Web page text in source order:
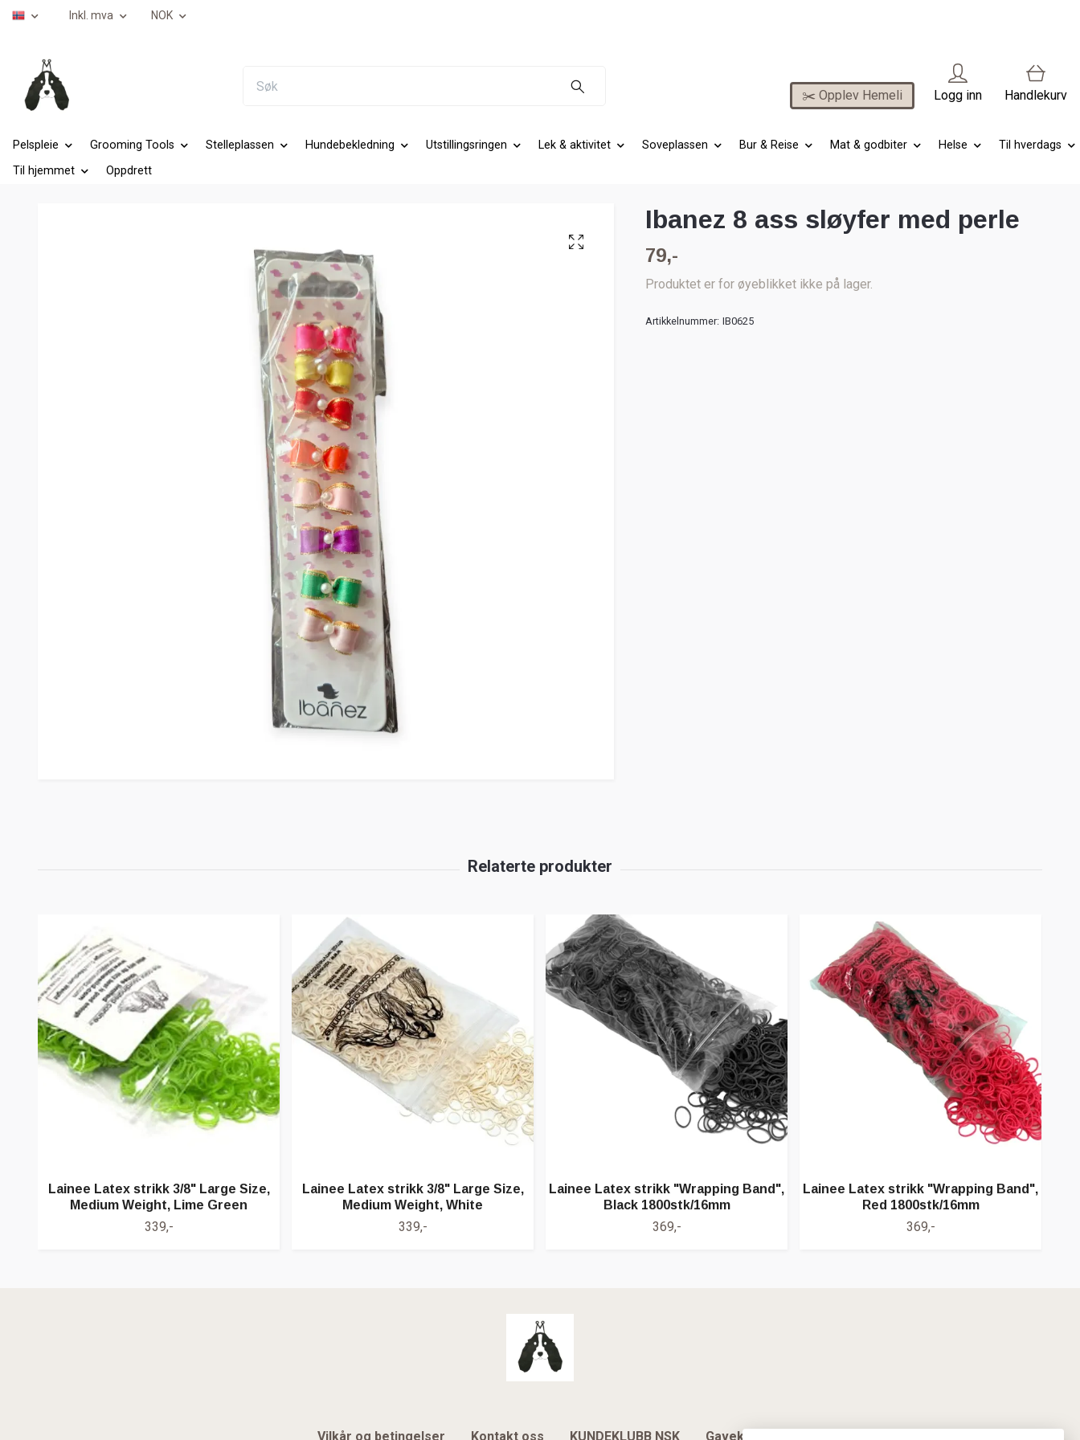
Inkl. mva NOK
✂️ Opplev Hemeli Logg inn Handlekurv
Pelspleie Grooming Tools Stelleplassen Hundebekledning Utstillingsringen Lek & aktivitet Soveplassen Bur & Reise Mat & godbiter Helse
Til hverdags
Til hjemmet
Oppdrett
Ibanez 8 ass sløyfer med perle
79,-
Produktet er for øyeblikket ikke på lager.
Artikkelnummer: IB0625
Lainee Latex strikk 3/8" Large Size,
Medium Weight, Lime Green
339,-
Lainee Latex strikk 3/8" Large Size,
Medium Weight, White
339,-
Lainee Latex strikk "Wrapping Band",
Black 1800stk/16mm
369,-
Lainee Latex strikk "Wrapping Band",
Red 1800stk/16mm
369,-
Vilkår og betingelser Kontakt oss KUNDEKLUBB NSK Gavekort